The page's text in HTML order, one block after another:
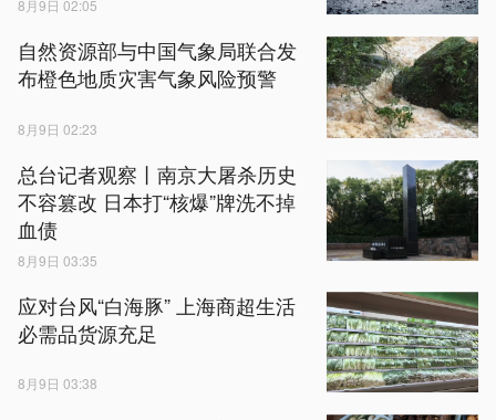
8月9日 02:05
自然资源部与中国气象局联合发
布橙色地质灾害气象风险预警
8月9日 02:23
总台记者观察丨南京大屠杀历史
不容篡改 日本打“核爆”牌洗不掉
血债
8月9日 03:35
应对台风“白海豚” 上海商超生活
必需品货源充足
8月9日 03:38